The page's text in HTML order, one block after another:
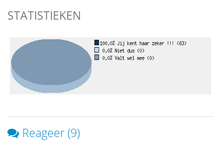
STATISTIEKEN
Reageer (9)